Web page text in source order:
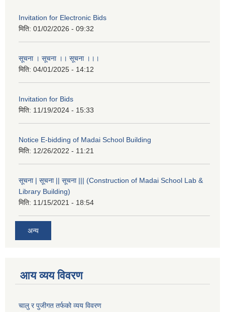
Invitation for Electronic Bids
मिति: 01/02/2026 - 09:32
सूचना । सूचना ।। सूचना ।।।
मिति: 04/01/2025 - 14:12
Invitation for Bids
मिति: 11/19/2024 - 15:33
Notice E-bidding of Madai School Building
मिति: 12/26/2022 - 11:21
सूचना | सूचना || सूचना ||| (Construction of Madai School Lab &
Library Building)
मिति: 11/15/2021 - 18:54
अन्य
आय व्यय विवरण
चालु र पुजीगत तर्फको व्यय विवरण